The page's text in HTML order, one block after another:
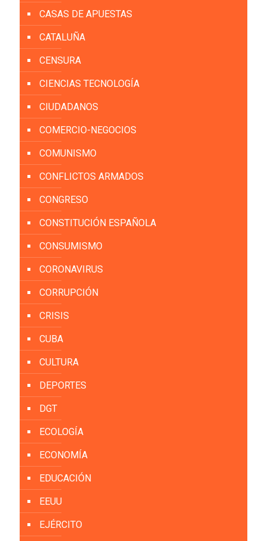
CASAS DE APUESTAS
CATALUÑA
CENSURA
CIENCIAS TECNOLOGÍA
CIUDADANOS
COMERCIO-NEGOCIOS
COMUNISMO
CONFLICTOS ARMADOS
CONGRESO
CONSTITUCIÓN ESPAÑOLA
CONSUMISMO
CORONAVIRUS
CORRUPCIÓN
CRISIS
CUBA
CULTURA
DEPORTES
DGT
ECOLOGÍA
ECONOMÍA
EDUCACIÓN
EEUU
EJÉRCITO